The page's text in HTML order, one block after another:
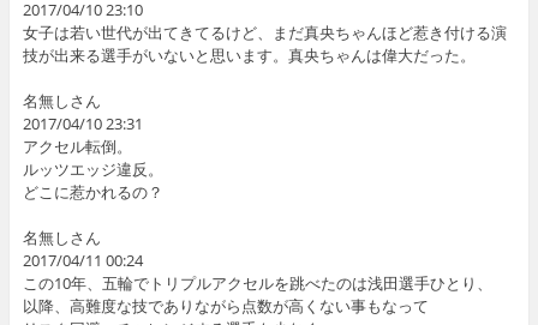
2017/04/10 23:10
女子は若い世代が出てきてるけど、まだ真央ちゃんほど惹き付ける演
技が出来る選手がいないと思います。真央ちゃんは偉大だった。
名無しさん
2017/04/10 23:31
アクセル転倒。
ルッツエッジ違反。
どこに惹かれるの？
名無しさん
2017/04/11 00:24
この10年、五輪でトリプルアクセルを跳べたのは浅田選手ひとり、
以降、高難度な技でありながら点数が高くない事もなって